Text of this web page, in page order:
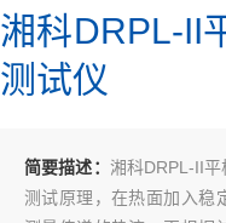
湘科DRPL-II
测试仪
简要描述： 湘科DRPL-II
测试原理，在热面加入稳